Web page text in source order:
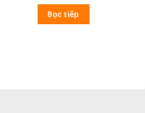
Đọc tiếp